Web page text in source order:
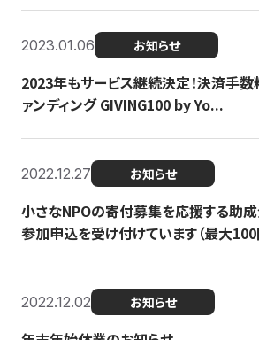
2023.01.06 お知らせ
2023年もサービス継続決定！決済手数
ァンディング GIVING100 by Yo...
2022.12.27 お知らせ
小さなNPOの寄付募集を応援する助
参加申込を受け付けています（最大100
2022.12.02 お知らせ